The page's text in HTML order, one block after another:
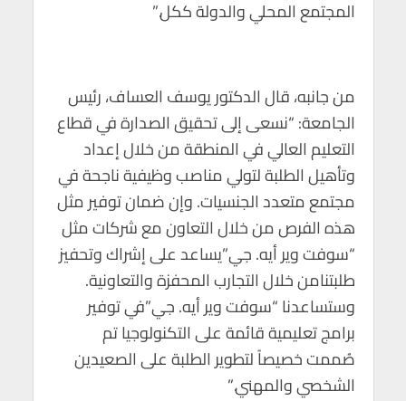
المجتمع المحلي والدولة ككل.”
من جانبه، قال الدكتور يوسف العساف، رئيس
الجامعة: “نسعى إلى تحقيق الصدارة في قطاع
التعليم العالي في المنطقة من خلال إعداد
وتأهيل الطلبة لتولي مناصب وظيفية ناجحة في
مجتمع متعدد الجنسيات. وإن ضمان توفير مثل
هذه الفرص من خلال التعاون مع شركات مثل
“سوفت وير أيه. جي”يساعد على إشراك وتحفيز
طلبتنامن خلال التجارب المحفزة والتعاونية.
وستساعدنا “سوفت وير أيه. جي”في توفير
برامج تعليمية قائمة على التكنولوجيا تم
صُممت خصيصاً لتطوير الطلبة على الصعيدين
الشخصي والمهني.”